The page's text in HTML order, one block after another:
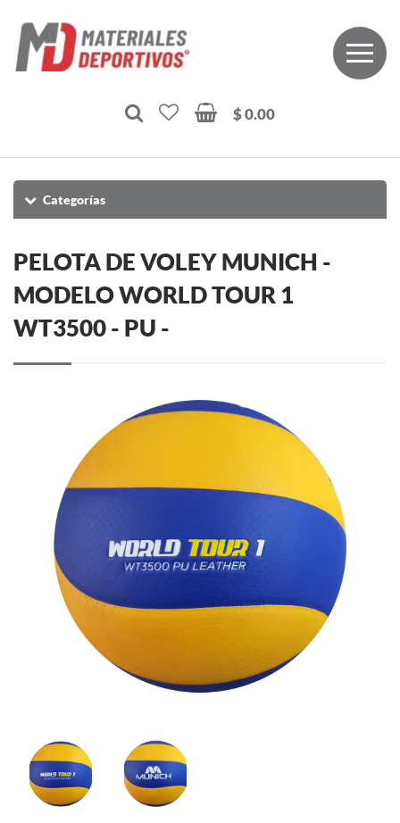
$ 0.00
Categorías
PELOTA DE VOLEY MUNICH -
MODELO WORLD TOUR 1
WT3500 - PU -